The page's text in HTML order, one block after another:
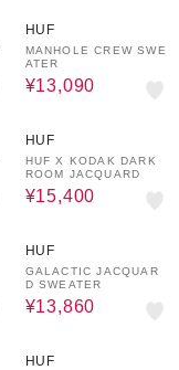
HUF
MANHOLE CREW SWE
ATER
¥13,090
HUF
HUF X KODAK DARK
ROOM JACQUARD
¥15,400
HUF
GALACTIC JACQUAR
D SWEATER
¥13,860
HUF